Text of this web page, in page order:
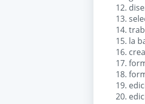
la